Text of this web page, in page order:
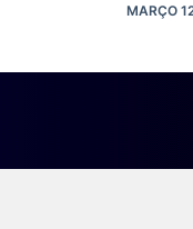
MARÇO